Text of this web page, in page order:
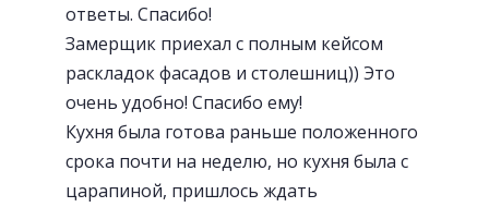
ответы. Спасибо!
Замерщик приехал с полным кейсом
раскладок фасадов и столешниц)) Это
очень удобно! Спасибо ему!
Кухня была готова раньше положенного
срока почти на неделю, но кухня была с
царапиной, пришлось ждать